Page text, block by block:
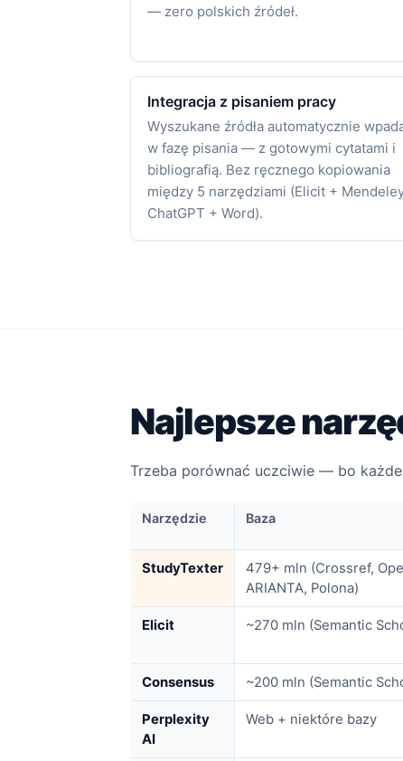
— zero polskich źródeł.
Integracja z pisaniem pracy
Wyszukane źródła automatycznie
w fazę pisania — z gotowymi cytatami i
bibliografią. Bez ręcznego kopiowania
między 5 narzędziami (Elicit +
ChatGPT + Word).
Najlepsze
Trzeba porównać uczciwie — bo
Narzędzie Baza
StudyTexter
479+ mln (Crossref,
ARIANTA, Polona)
Elicit ~270 mln (Semantic
Consensus ~200 mln (Semantic
Perplexity
AI
Web + niektóre bazy